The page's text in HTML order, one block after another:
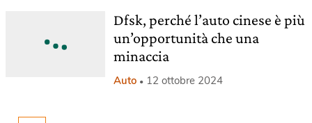
Dfsk, perché l’auto cinese è più
un’opportunità che una
minaccia
Auto 12 ottobre 2024